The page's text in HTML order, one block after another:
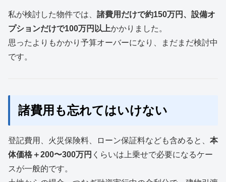
私が検討した物件では、 諸費用だけで約150万円、設備オ
プションだけで100万円以上かかりました。
思ったよりもかかり予算オーバーになり、まだまだ検討中
です。
諸費用も忘れてはいけない
登記費用、火災保険料、ローン保証料なども含めると、 本
体価格＋200〜300万円 くらいは上乗せで必要になるケー
スが一般的です。